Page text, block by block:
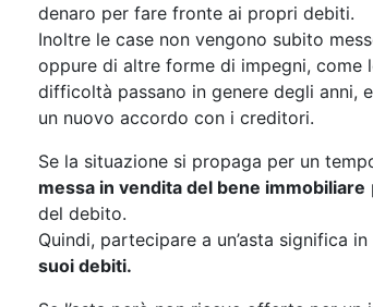
denaro per fare fronte ai propri debiti.
Inoltre le case non vengono subito
oppure di altre forme di impegni, come
difficoltà passano in genere degli
un nuovo accordo con i creditori.
Se la situazione si propaga per un
messa in vendita del bene immobiliare
del debito.
Quindi, partecipare a un’asta significa in
suoi debiti.